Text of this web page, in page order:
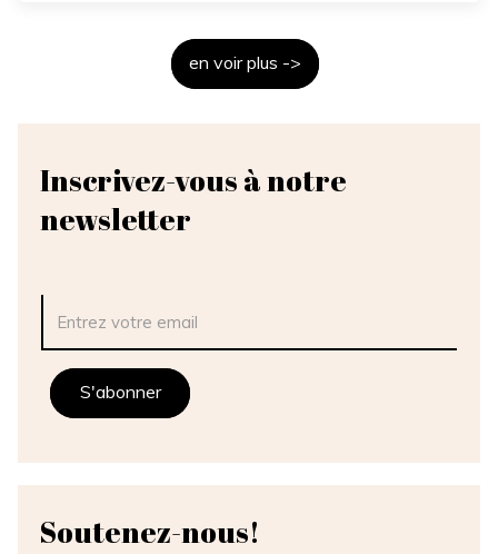
en voir plus ->
Inscrivez-vous à notre
newsletter
Soutenez-nous!